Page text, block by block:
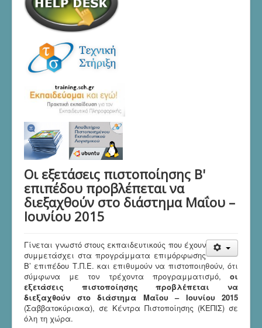
Oι εξετάσεις πιστοποίησης Β'
επιπέδου προβλέπεται να
διεξαχθούν στο διάστημα Μαΐου –
Ιουνίου 2015
Γίνεται γνωστό στους εκπαιδευτικούς που έχουν
συμμετάσχει στα προγράμματα επιμόρφωσης
Β’ επιπέδου Τ.Π.Ε. και επιθυμούν να πιστοποιηθούν, ότι
σύμφωνα με τον τρέχοντα προγραμματισμό, οι
εξετάσεις πιστοποίησης προβλέπεται να
διεξαχθούν στο διάστημα Μαΐου – Ιουνίου 2015
(Σαββατοκύριακα), σε Κέντρα Πιστοποίησης (ΚΕΠΙΣ) σε
όλη τη χώρα.